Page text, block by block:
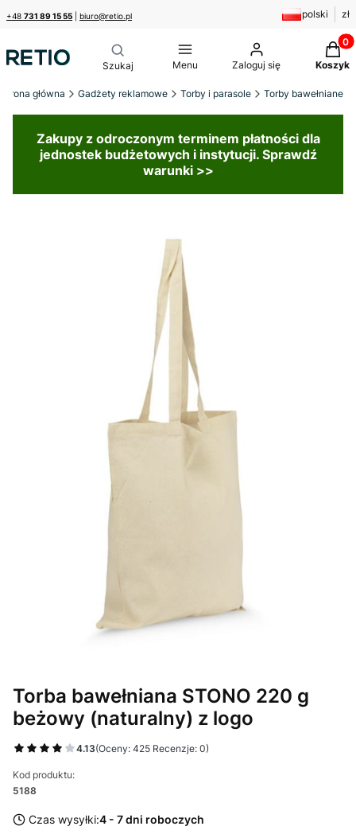
+48 731 89 15 55 biuro@retio.pl polski zł
Menu Zaloguj się Koszyk
Strona główna Gadżety reklamowe Torby i parasole Torby bawełniane
Zakupy z odroczonym terminem płatności dla
jednostek budżetowych i instytucji. Sprawdź
warunki >>
Torba bawełniana STONO 220 g
beżowy (naturalny) z logo
4.13(Oceny: 425 Recenzje: 0)
Kod produktu:
5188
Czas wysyłki:4 - 7 dni roboczych